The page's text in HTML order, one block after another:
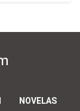
NOVELAS